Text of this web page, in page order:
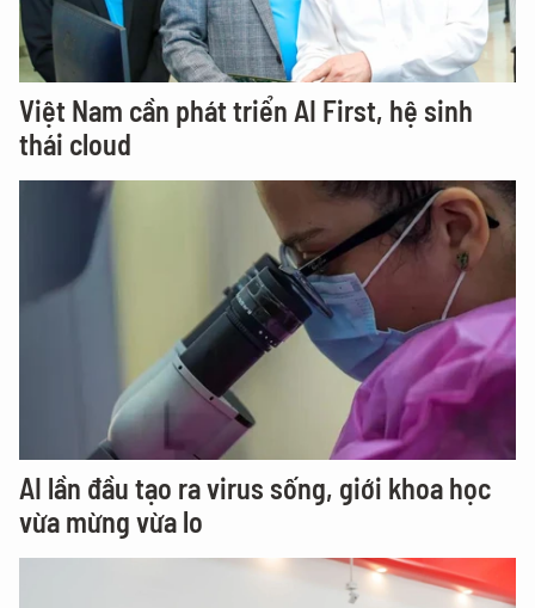
Việt Nam cần phát triển AI First, hệ sinh
thái cloud
AI lần đầu tạo ra virus sống, giới khoa học
vừa mừng vừa lo